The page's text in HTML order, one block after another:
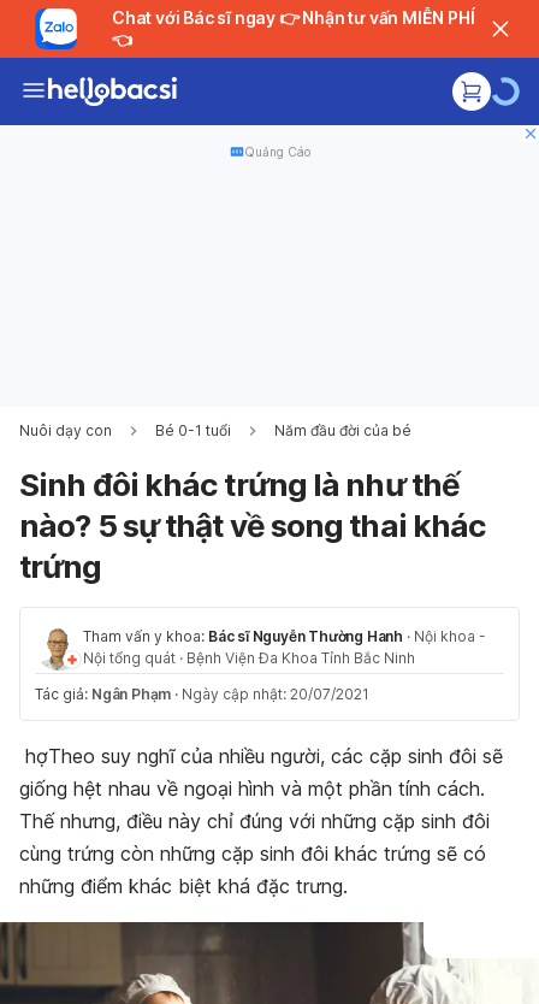
Chat với Bác sĩ ngay 👉 Nhận tư vấn MIỄN PHÍ
👈
Quảng Cáo
Nuôi dạy con Bé 0-1 tuổi Năm đầu đời của bé
Sinh đôi khác trứng là như thế
nào? 5 sự thật về song thai khác
trứng
Tham vấn y khoa: Bác sĩ Nguyễn Thường Hanh · Nội khoa -
Nội tổng quát · Bệnh Viện Đa Khoa Tỉnh Bắc Ninh
Tác giả: Ngân Phạm · Ngày cập nhật: 20/07/2021
hợTheo suy nghĩ của nhiều người, các cặp sinh đôi sẽ
giống hệt nhau về ngoại hình và một phần tính cách.
Thế nhưng, điều này chỉ đúng với những cặp sinh đôi
cùng trứng còn những cặp sinh đôi khác trứng sẽ có
những điểm khác biệt khá đặc trưng.